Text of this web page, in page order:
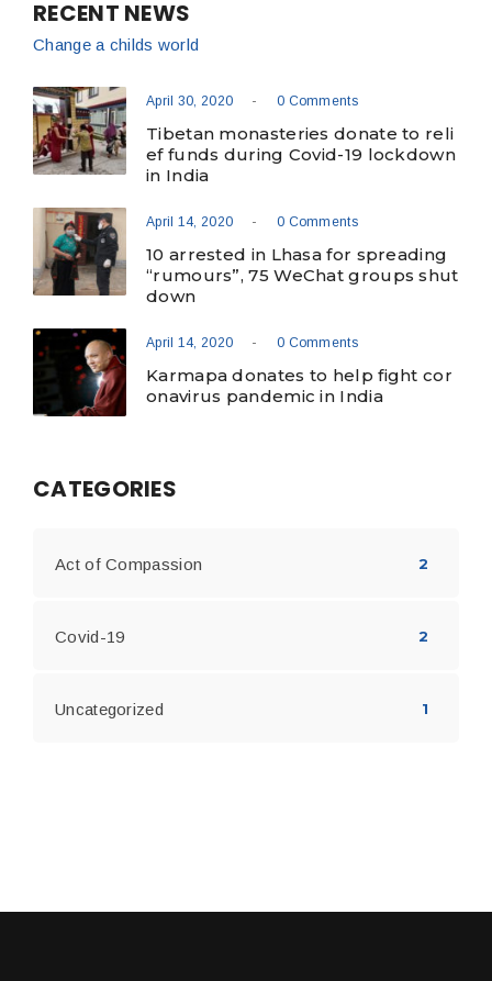
RECENT NEWS
Change a childs world
April 30, 2020 - 0 Comments
Tibetan monasteries donate to reli
ef funds during Covid-19 lockdown
in India
April 14, 2020 - 0 Comments
10 arrested in Lhasa for spreading
“rumours”, 75 WeChat groups shut
down
April 14, 2020 - 0 Comments
Karmapa donates to help fight cor
onavirus pandemic in India
CATEGORIES
Act of Compassion 2
Covid-19 2
Uncategorized 1